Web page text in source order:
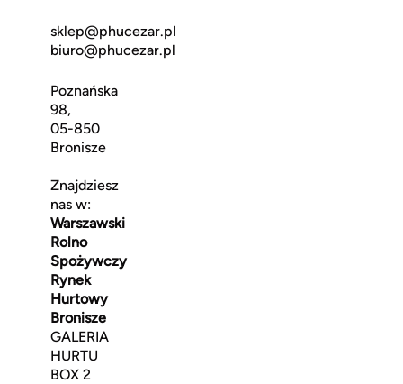
sklep@phucezar.pl
biuro@phucezar.pl
Poznańska
98,
05-850
Bronisze
Znajdziesz
nas w:
Warszawski
Rolno
Spożywczy
Rynek
Hurtowy
Bronisze
GALERIA
HURTU
BOX 2